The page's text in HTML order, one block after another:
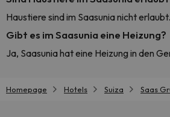
Haustiere sind im Saasunia nicht erlaubt.
Gibt es im Saasunia eine Heizung?
Ja, Saasunia hat eine Heizung in den
Homepage Hotels Suiza Saas